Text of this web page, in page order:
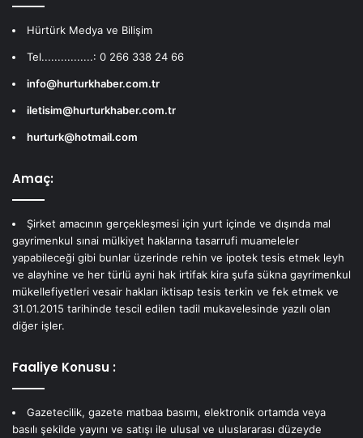
Hürtürk Medya ve Bilişim
Tel................: 0 266 338 24 66
info@hurturkhaber.com.tr
iletisim@hurturkhaber.com.tr
hurturk@hotmail.com
Amaç:
Şirket amacının gerçekleşmesi için yurt içinde ve dışında mal
gayrimenkul sınai mülkiyet haklarına tasarrufi muameleler
yapabileceği gibi bunlar üzerinde rehin ve ipotek tesis etmek leyh
ve alayhine ve her türlü ayni hak irtifak kira şufa sükna gayrimenkul
mükellefiyetleri vesair hakları iktisap tesis terkin ve fek etmek ve
31.01.2015 tarihinde tescil edilen tadil mukavelesinde yazılı olan
diğer işler.
Faaliye Konusu :
Gazetecilik, gazete matbaa basımı, elektronik ortamda veya
basılı şekilde yayını ve satışı ile ulusal ve uluslararası düzeyde